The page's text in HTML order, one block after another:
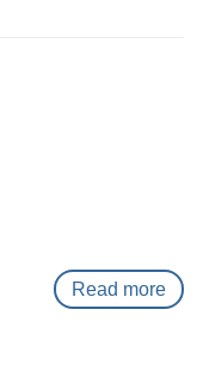
Read more